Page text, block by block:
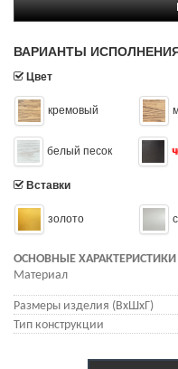
ВАРИАНТЫ
Цвет
кремовый
белый песок
Вставки
золото
ОСНОВНЫЕ ХАРАКТЕРИСТИКИ
Материал
Размеры изделия (ВхШхГ)
Тип конструкции